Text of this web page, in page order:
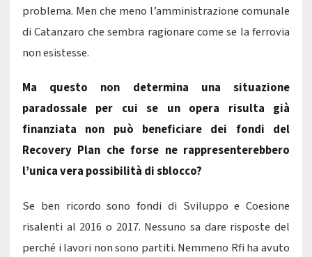
problema. Men che meno l’amministrazione comunale
di Catanzaro che sembra ragionare come se la ferrovia
non esistesse.
Ma questo non determina una situazione
paradossale per cui se un opera risulta già
finanziata non può beneficiare dei fondi del
Recovery Plan che forse ne rappresenterebbero
l’unica vera possibilità di sblocco?
Se ben ricordo sono fondi di Sviluppo e Coesione
risalenti al 2016 o 2017. Nessuno sa dare risposte del
perché i lavori non sono partiti. Nemmeno Rfi ha avuto